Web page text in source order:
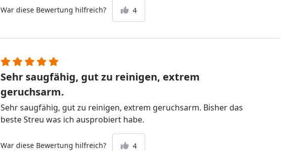
War diese Bewertung hilfreich? 4
Sehr saugfähig, gut zu reinigen, extrem
geruchsarm.
Sehr saugfähig, gut zu reinigen, extrem geruchsarm. Bisher das
beste Streu was ich ausprobiert habe.
War diese Bewertung hilfreich? 4